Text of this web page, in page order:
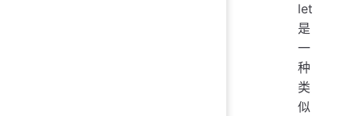
let
是
一
种
类
似